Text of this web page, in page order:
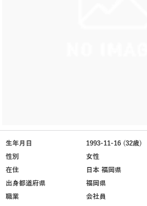
生年月日
1993-11-16 (32歳)
性別
女性
在住
日本 福岡県
出身都道府県
福岡県
職業
会社員